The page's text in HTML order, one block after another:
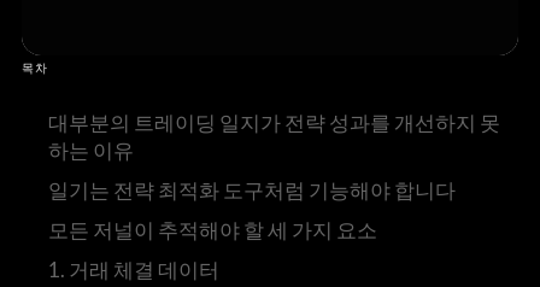
목차
대부분의 트레이딩 일지가 전략 성과를 개선하지 못
하는 이유
일기는 전략 최적화 도구처럼 기능해야 합니다
모든 저널이 추적해야 할 세 가지 요소
1. 거래 체결 데이터